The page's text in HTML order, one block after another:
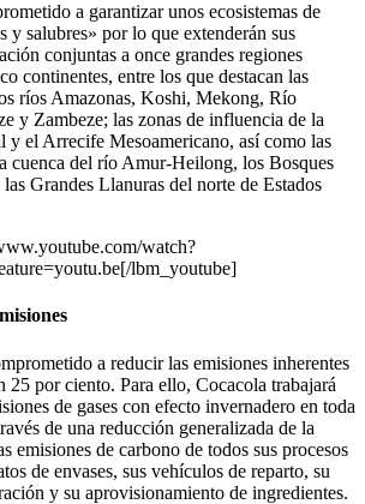
a garantizar unos ecosistemas de
y salubres» por lo que extenderán sus
conjuntas a once grandes regiones
continentes, entre los que destacan las
ríos Amazonas, Koshi, Mekong, Río
y Zambeze; las zonas de influencia de la
y el Arrecife Mesoamericano, así como las
cuenca del río Amur-Heilong, los Bosques
Grandes Llanuras del norte de Estados
watch?
lbm_youtube]
a reducir las emisiones inherentes
25 por ciento. Para ello, Cocacola trabajará
de gases con efecto invernadero en toda
de una reducción generalizada de la
emisiones de carbono de todos sus procesos
de envases, sus vehículos de reparto, su
y su aprovisionamiento de ingredientes.